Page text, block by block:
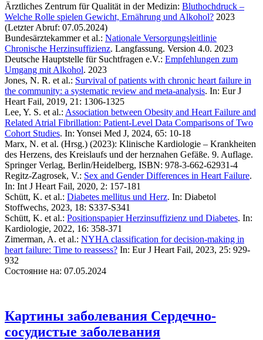
Ärztliches Zentrum für Qualität in der Medizin: Bluthochdruck –
Welche Rolle spielen Gewicht, Ernährung und Alkohol? 2023
(Letzter Abruf: 07.05.2024)
Bundesärztekammer et al.: Nationale Versorgungsleitlinie
Chronische Herzinsuffizienz. Langfassung. Version 4.0. 2023
Deutsche Hauptstelle für Suchtfragen e.V.: Empfehlungen zum
Umgang mit Alkohol. 2023
Jones, N. R. et al.: Survival of patients with chronic heart failure in
the community: a systematic review and meta-analysis. In: Eur J
Heart Fail, 2019, 21: 1306-1325
Lee, Y. S. et al.: Association between Obesity and Heart Failure and
Related Atrial Fibrillation: Patient-Level Data Comparisons of Two
Cohort Studies. In: Yonsei Med J, 2024, 65: 10-18
Marx, N. et al. (Hrsg.) (2023): Klinische Kardiologie – Krankheiten
des Herzens, des Kreislaufs und der herznahen Gefäße. 9. Auflage.
Springer Verlag, Berlin/Heidelberg, ISBN: 978-3-662-62931-4
Regitz-Zagrosek, V.: Sex and Gender Differences in Heart Failure.
In: Int J Heart Fail, 2020, 2: 157-181
Schütt, K. et al.: Diabetes mellitus und Herz. In: Diabetol
Stoffwechs, 2023, 18: S337-S341
Schütt, K. et al.: Positionspapier Herzinsuffizienz und Diabetes. In:
Kardiologie, 2022, 16: 358-371
Zimerman, A. et al.: NYHA classification for decision-making in
heart failure: Time to reassess? In: Eur J Heart Fail, 2023, 25: 929-
932
Состояние на: 07.05.2024
Картины заболевания Сердечно-
сосудистые заболевания